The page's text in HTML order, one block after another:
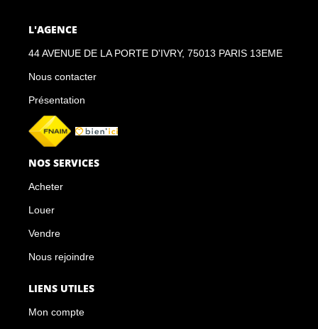
L'AGENCE
44 AVENUE DE LA PORTE D'IVRY, 75013 PARIS 13EME
Nous contacter
Présentation
NOS SERVICES
Acheter
Louer
Vendre
Nous rejoindre
LIENS UTILES
Mon compte